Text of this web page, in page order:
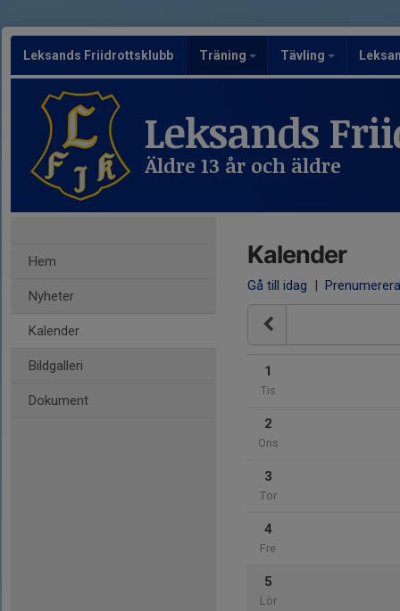
Leksands Friidrottsklubb Träning Tävling
Leksands
Äldre 13 år och äldre
Hem
Nyheter
Kalender
Bildgalleri
Dokument
Kalender
Gå till idag | Prenumerera
1
Tis
2
Ons
3
Tor
4
Fre
5
Lör